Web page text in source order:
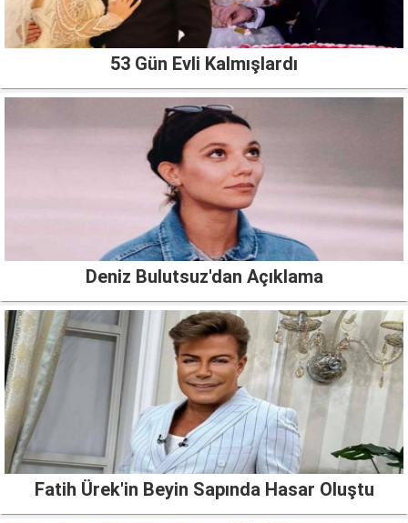
53 Gün Evli Kalmışlardı
Deniz Bulutsuz'dan Açıklama
Fatih Ürek'in Beyin Sapında Hasar Oluştu